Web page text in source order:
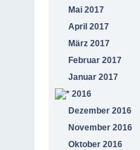
Mai 2017
April 2017
März 2017
Februar 2017
Januar 2017
2016
Dezember 2016
November 2016
Oktober 2016